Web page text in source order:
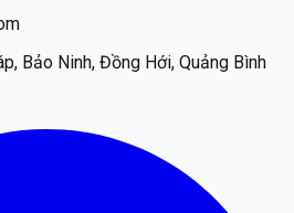
Bảo Ninh, Đồng Hới, Quảng Bình